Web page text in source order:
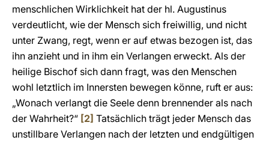
menschlichen Wirklichkeit hat der hl. Augustinus
verdeutlicht, wie der Mensch sich freiwillig, und nicht
unter Zwang, regt, wenn er auf etwas bezogen ist, das
ihn anzieht und in ihm ein Verlangen erweckt. Als der
heilige Bischof sich dann fragt, was den Menschen
wohl letztlich im Innersten bewegen könne, ruft er aus:
„Wonach verlangt die Seele denn brennender als nach
der Wahrheit?“ [2] Tatsächlich trägt jeder Mensch das
unstillbare Verlangen nach der letzten und endgültigen